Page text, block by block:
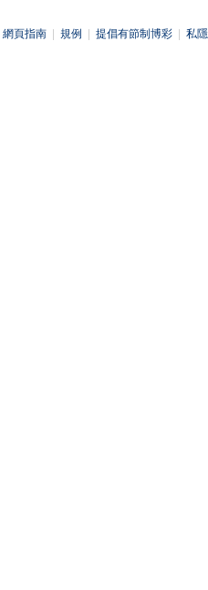
網頁指南 規例 提倡有節制博彩 私